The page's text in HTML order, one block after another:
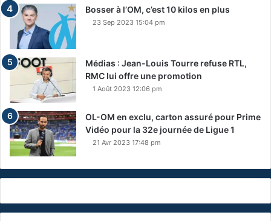
Bosser à l’OM, c’est 10 kilos en plus
23 Sep 2023 15:04 pm
Médias : Jean-Louis Tourre refuse RTL,
RMC lui offre une promotion
1 Août 2023 12:06 pm
OL-OM en exclu, carton assuré pour Prime
Vidéo pour la 32e journée de Ligue 1
21 Avr 2023 17:48 pm